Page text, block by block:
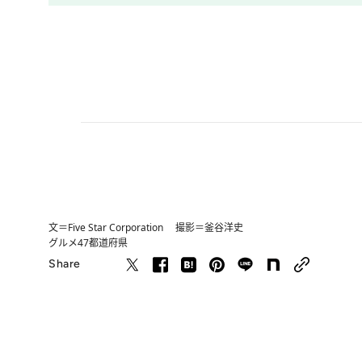
文＝Five Star Corporation 撮影＝釜谷洋史
グルメ47都道府県
Share